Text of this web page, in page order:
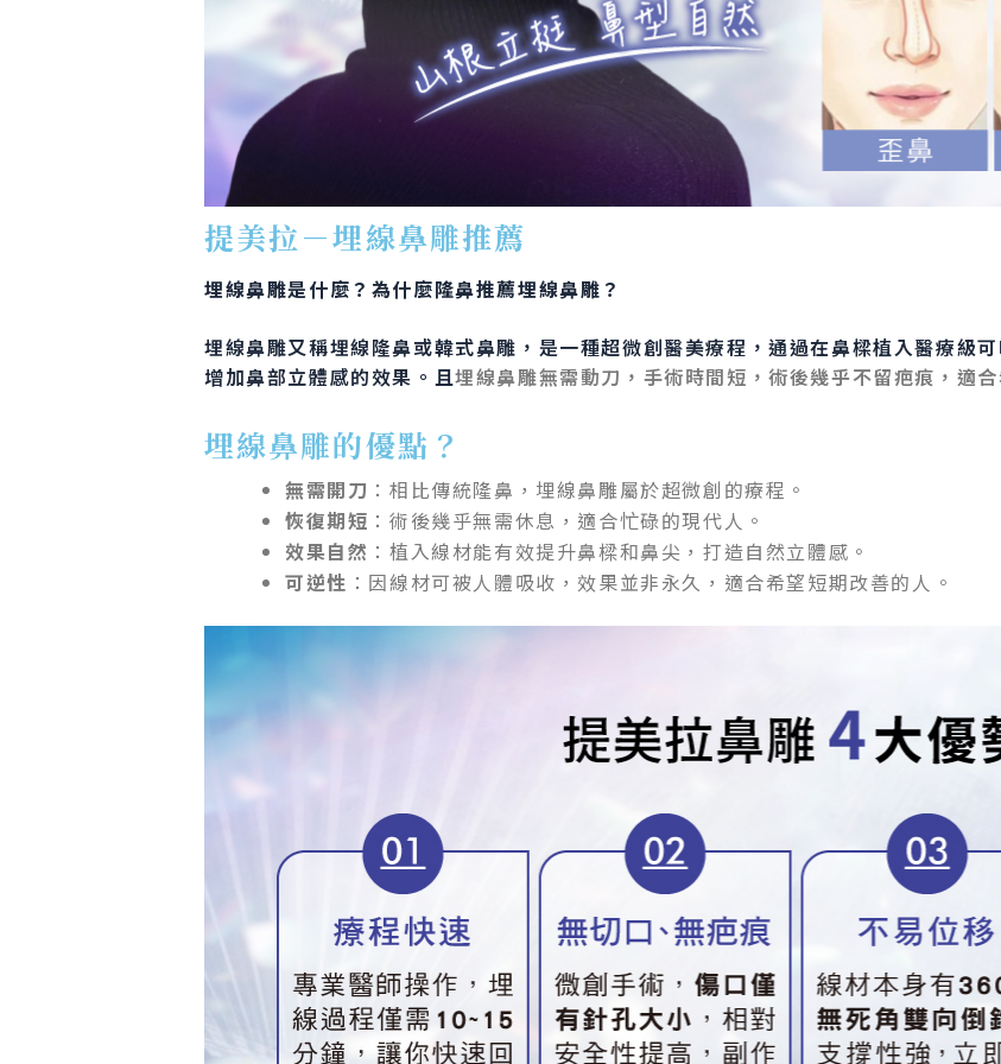
提美拉－埋線鼻雕推薦
埋線鼻雕是什麼？為什麼隆鼻推薦埋線鼻雕？
埋線鼻雕又稱埋線隆鼻或韓式鼻雕，是一種超微創醫美療程，通過在鼻樑植入醫療級
增加鼻部立體感的效果。且埋線鼻雕無需動刀，手術時間短，術後幾乎不留疤痕，適
埋線鼻雕的優點？
無需開刀 ：相比傳統隆鼻，埋線鼻雕屬於超微創的療程。
恢復期短 ：術後幾乎無需休息，適合忙碌的現代人。
效果自然 ：植入線材能有效提升鼻樑和鼻尖，打造自然立體感。
可逆性 ：因線材可被人體吸收，效果並非永久，適合希望短期改善的人。